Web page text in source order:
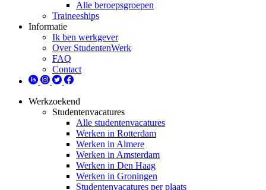
Alle beroepsgroepen
Traineeships
Informatie
Ik ben werkgever
Over StudentenWerk
FAQ
Contact
Werkzoekend
Studentenvacatures
Alle studentenvacatures
Werken in Rotterdam
Werken in Almere
Werken in Amsterdam
Werken in Den Haag
Werken in Groningen
Studentenvacatures per plaats